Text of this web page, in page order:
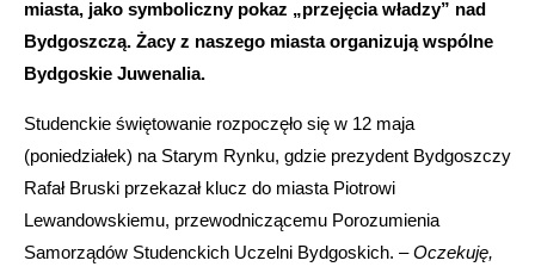
miasta, jako symboliczny pokaz „przejęcia władzy” nad
Bydgoszczą. Żacy z naszego miasta organizują wspólne
Bydgoskie Juwenalia.
Studenckie świętowanie rozpoczęło się w 12 maja
(poniedziałek) na Starym Rynku, gdzie prezydent Bydgoszczy
Rafał Bruski przekazał klucz do miasta Piotrowi
Lewandowskiemu, przewodniczącemu Porozumienia
Samorządów Studenckich Uczelni Bydgoskich. –Oczekuję,